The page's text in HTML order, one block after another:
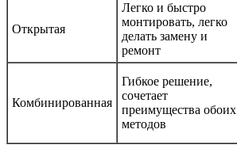
Открытая
Легко и быстро
монтировать, легко
делать замену и
ремонт
Комбинированная
Гибкое решение,
сочетает
преимущества обоих
методов